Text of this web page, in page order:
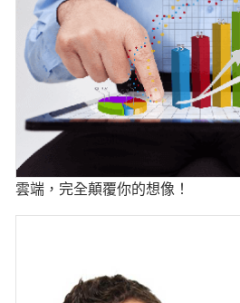
雲端，完全顛覆你的想像！